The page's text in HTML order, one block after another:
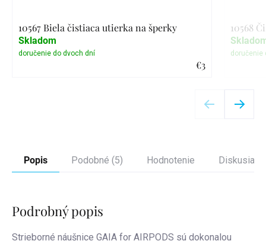
10567 Biela čistiaca utierka na šperky
€3
Skladom
10568
Popis Podobné (5) Hodnotenie Diskusia
Podrobný popis
Strieborné náušnice GAIA for AIRPODS sú dokonalou